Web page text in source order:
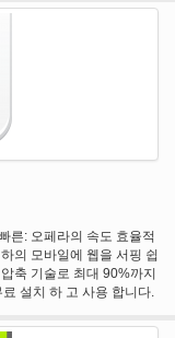
빨리, 보기 내 말을 그냥
볼 필요가 그것을 사랑
로. 그러나, 당신의 안
다. 무료로 다운로드 하 고
생 합니다. 그것은 인터넷
구글 플레이에 바로 여기
용 하 여 항상 자유롭다.
는 웹사이트 속도 다이
수에 제한이 있다. -스마트
신 뉴스에서 즉시 업데이
전환 합니다. -저장 후, 읽
대 한. -면 음악, 영화 등
미니는 전화에 의해 만
른: 오페라의 속도 효율적
의 모바일에 웹을 서핑 쉽
축 기술로 최대 90%까지
설치 하 고 사용 합니다.
이지는 웹상에서 자신의